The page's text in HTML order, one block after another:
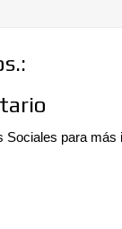
Sociales para más